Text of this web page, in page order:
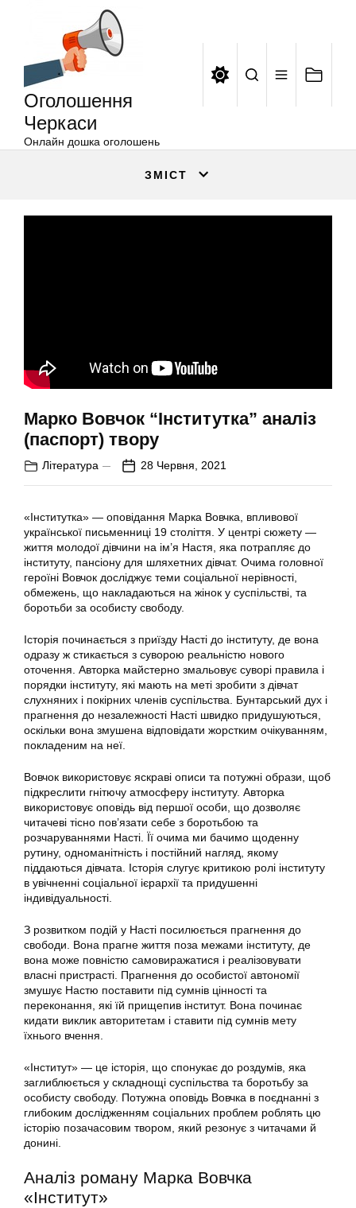
Оголошення
Черкаси
Онлайн дошка оголошень
ЗМІСТ
Марко Вовчок “Інститутка” аналіз
(паспорт) твору
Література 28 Червня, 2021
«Інститутка» — оповідання Марка Вовчка, впливової
української письменниці 19 століття. У центрі сюжету —
життя молодої дівчини на ім’я Настя, яка потрапляє до
інституту, пансіону для шляхетних дівчат. Очима головної
героїні Вовчок досліджує теми соціальної нерівності,
обмежень, що накладаються на жінок у суспільстві, та
боротьби за особисту свободу.
Історія починається з приїзду Насті до інституту, де вона
одразу ж стикається з суворою реальністю нового
оточення. Авторка майстерно змальовує суворі правила і
порядки інституту, які мають на меті зробити з дівчат
слухняних і покірних членів суспільства. Бунтарський дух і
прагнення до незалежності Насті швидко придушуються,
оскільки вона змушена відповідати жорстким очікуванням,
покладеним на неї.
Вовчок використовує яскраві описи та потужні образи, щоб
підкреслити гнітючу атмосферу інституту. Авторка
використовує оповідь від першої особи, що дозволяє
читачеві тісно пов’язати себе з боротьбою та
розчаруваннями Насті. Її очима ми бачимо щоденну
рутину, одноманітність і постійний нагляд, якому
піддаються дівчата. Історія слугує критикою ролі інституту
в увічненні соціальної ієрархії та придушенні
індивідуальності.
З розвитком подій у Насті посилюється прагнення до
свободи. Вона прагне життя поза межами інституту, де
вона може повністю самовиражатися і реалізовувати
власні пристрасті. Прагнення до особистої автономії
змушує Настю поставити під сумнів цінності та
переконання, які їй прищепив інститут. Вона починає
кидати виклик авторитетам і ставити під сумнів мету
їхнього вчення.
«Інститут» — це історія, що спонукає до роздумів, яка
заглиблюється у складнощі суспільства та боротьбу за
особисту свободу. Потужна оповідь Вовчка в поєднанні з
глибоким дослідженням соціальних проблем роблять цю
історію позачасовим твором, який резонує з читачами й
донині.
Аналіз роману Марка Вовчка
«Інститут»